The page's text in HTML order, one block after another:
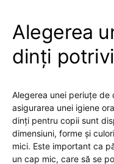
Alegerea
dinți
Alegerea unei periuțe
asigurarea unei igiene
dinți pentru copii sunt
dimensiuni, forme și
mici. Este important ca
un cap mic, care să se